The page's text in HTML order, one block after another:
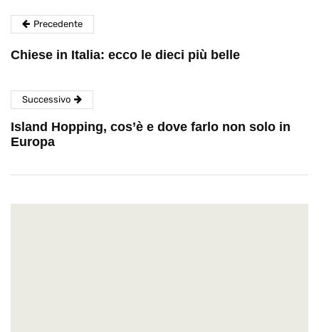
Precedente
Chiese in Italia: ecco le dieci più belle
Successivo
Island Hopping, cos’è e dove farlo non solo in
Europa